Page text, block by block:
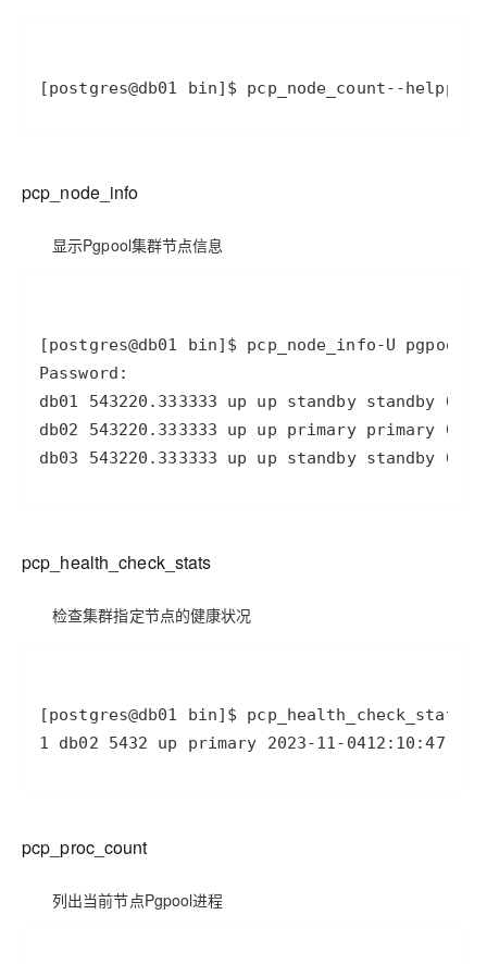
[postgres@db01 bin] $ pcp_node_count--help
pcp_node_info
显示Pgpool集群节点信息
[postgres@db01 bin] $ pcp_node_info-U
db01 543220 .333333 up up standby standby 0
db02 543220 .333333 up up primary primary 0
db03 543220 .333333 up up standby standby 0
pcp_health_check_stats
检查集群指定节点的健康状况
[postgres@db01 bin] $ pcp_health_check_stats
1 db02 5432 up primary 2023-11-0412 :10:47
pcp_proc_count
列出当前节点Pgpool进程